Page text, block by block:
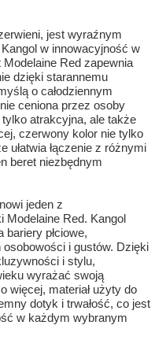
jest wyraźnym
w innowacyjność w
Modelaine Red zapewnia
dzięki starannemu
o całodziennym
ceniona przez osoby
atrakcyjna, ale także
czerwony kolor nie tylko
ułatwia łączenie z różnymi
beret niezbędnym
jeden z
Modelaine Red. Kangol
płciowe,
i gustów. Dzięki
i stylu,
wyrażać swoją
więcej, materiał użyty do
dotyk i trwałość, co jest
w każdym wybranym